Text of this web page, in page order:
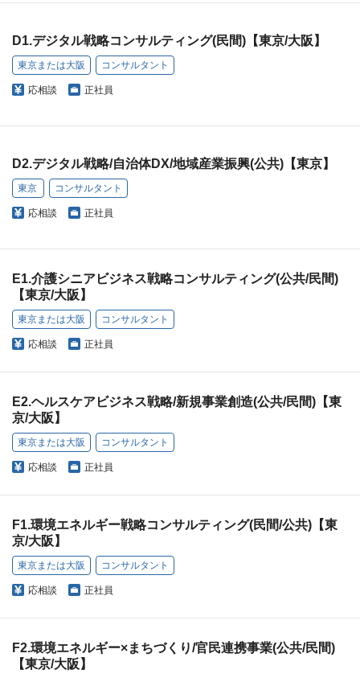
D1.デジタル戦略コンサルティング(民間)【東京/大阪】
東京または大阪 コンサルタント
応相談 正社員
D2.デジタル戦略/自治体DX/地域産業振興(公共)【東京】
東京 コンサルタント
応相談 正社員
E1.介護シニアビジネス戦略コンサルティング(公共/民間)
【東京/大阪】
東京または大阪 コンサルタント
応相談 正社員
E2.ヘルスケアビジネス戦略/新規事業創造(公共/民間)【東
京/大阪】
東京または大阪 コンサルタント
応相談 正社員
F1.環境エネルギー戦略コンサルティング(民間/公共)【東
京/大阪】
東京または大阪 コンサルタント
応相談 正社員
F2.環境エネルギー×まちづくり/官民連携事業(公共/民間)
【東京/大阪】